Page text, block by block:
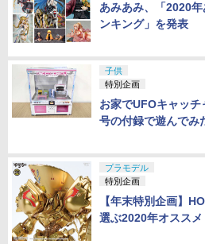
あみあみ、「2020
ンキング」を発表
子供
特別企画
お家でUFOキャッ
号の付録で遊んでみ
プラモデル
特別企画
【年末特別企画】
選ぶ2020年オススメ